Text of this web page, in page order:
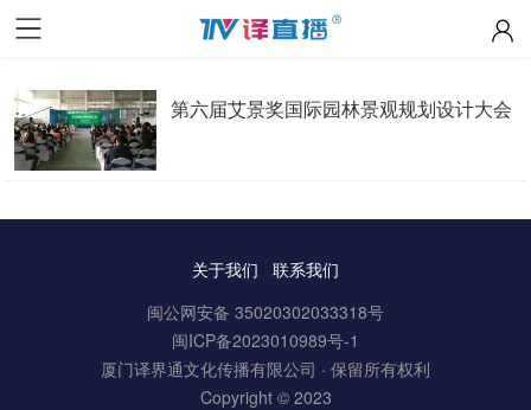
第六届艾景奖国际园林景观规划设计大会
关于我们
联系我们
闽公网安备 35020302033318号
闽ICP备2023010989号-1
厦门译界通文化传播有限公司 · 保留所有权利
Copyright © 2023